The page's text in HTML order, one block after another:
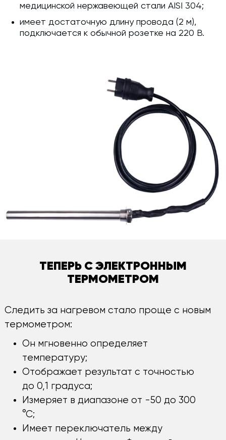
медицинской нержавеющей стали AISI 304;
имеет достаточную длину провода (2 м),
подключается к обычной розетке на 220 В.
ТЕПЕРЬ С ЭЛЕКТРОННЫМ
ТЕРМОМЕТРОМ
Следить за нагревом стало проще с новым
термометром:
Он мгновенно определяет
температуру;
Отображает результат с точностью
до 0,1 градуса;
Измеряет в диапазоне от -50 до 300
°С;
Имеет переключатель между